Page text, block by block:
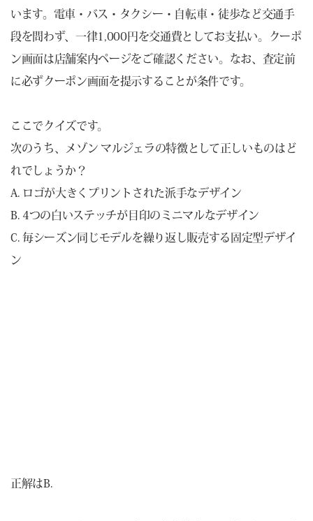
います。電車・バス・タクシー・自転車・徒歩など交通手
段を問わず、一律1,000円を交通費としてお支払い。クーポ
ン画面は店舗案内ページをご確認ください。なお、査定前
に必ずクーポン画面を提示することが条件です。
ここでクイズです。
次のうち、メゾン マルジェラの特徴として正しいものはど
れでしょうか？
A. ロゴが大きくプリントされた派手なデザイン
B. 4つの白いステッチが目印のミニマルなデザイン
C. 毎シーズン同じモデルを繰り返し販売する固定型デザイ
ン
正解はB.